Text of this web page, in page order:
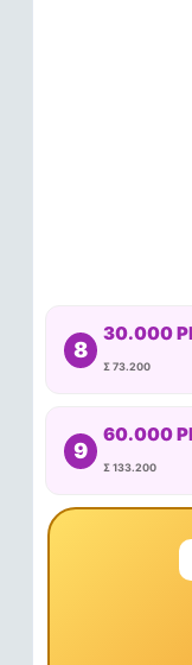
8
30.000
Σ 73.200
9
60.000
Σ 133.200